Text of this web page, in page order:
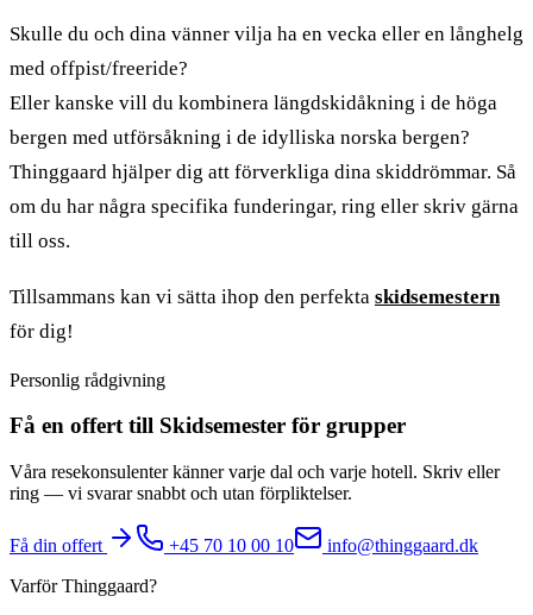
Skulle du och dina vänner vilja ha en vecka eller en långhelg
med offpist/freeride?
Eller kanske vill du kombinera längdskidåkning i de höga
bergen med utförsåkning i de idylliska norska bergen?
Thinggaard hjälper dig att förverkliga dina skiddrömmar. Så
om du har några specifika funderingar, ring eller skriv gärna
till oss.
Tillsammans kan vi sätta ihop den perfekta skidsemestern
för dig!
Personlig rådgivning
Få en offert till Skidsemester för grupper
Våra resekonsulenter känner varje dal och varje hotell. Skriv eller
ring — vi svarar snabbt och utan förpliktelser.
Få din offert +45 70 10 00 10
info@thinggaard.dk
Varför Thinggaard?